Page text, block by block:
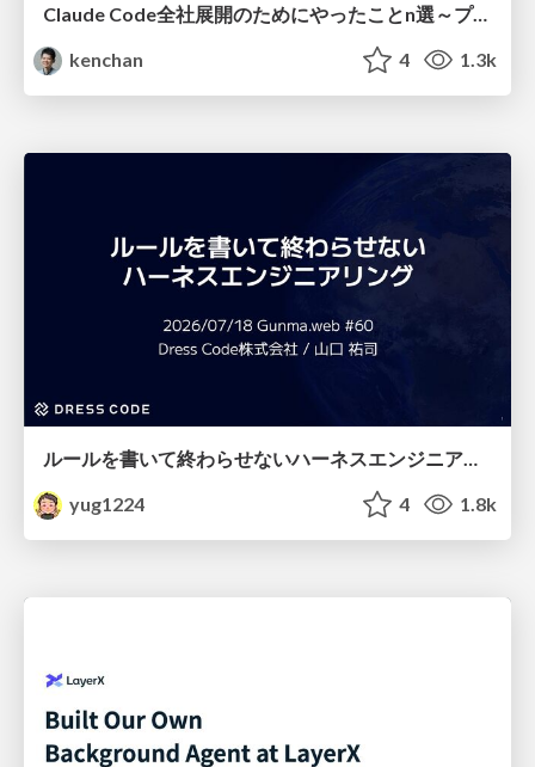
Claude Code全社展開のためにやったことn選～プラグイン302個・コミッター271人を支えるために～
kenchan
4 1.3k
ルールを書いて終わらせないハーネスエンジニアリング
yug1224
4 1.8k